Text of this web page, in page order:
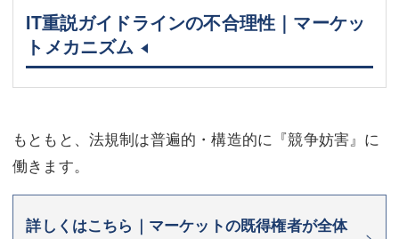
IT重説ガイドラインの不合理性｜マーケッ
トメカニズム
もともと、法規制は普遍的・構造的に『競争妨害』に
働きます。
詳しくはこちら｜マーケットの既得権者が全体